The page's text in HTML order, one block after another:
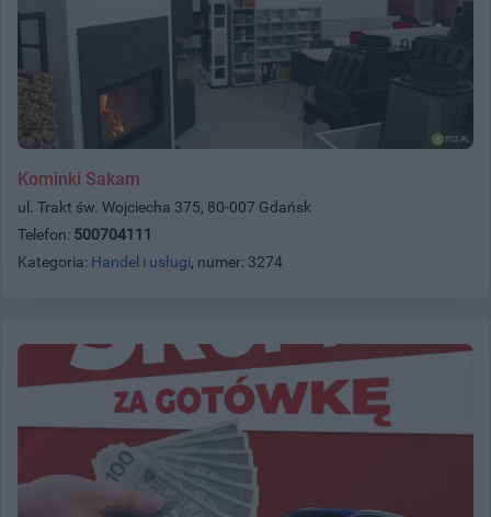
Kominki Sakam
ul. Trakt św. Wojciecha 375, 80-007 Gdańsk
Telefon: 500704111
Kategoria: Handel i usługi, numer: 3274